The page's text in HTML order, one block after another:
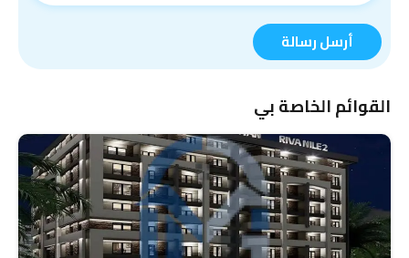
أرسل رسالة
القوائم الخاصة بي